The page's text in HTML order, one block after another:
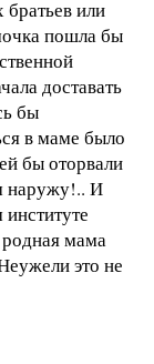
братьев или
пошла бы
доставать
бы
в маме было
бы оторвали
наружу!.. И
родная мама
это не